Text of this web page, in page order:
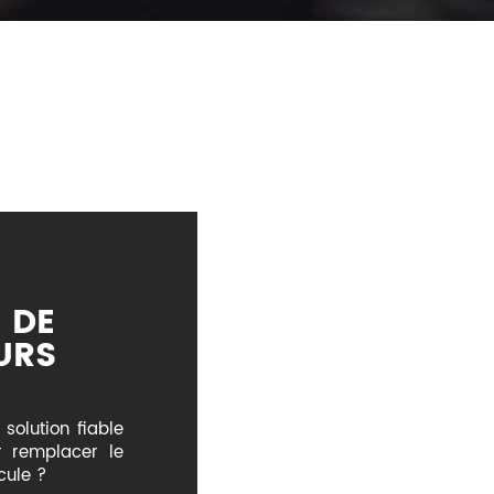
fiable
remplacer le
?